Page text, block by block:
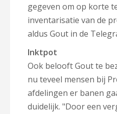
gegeven om op korte
inventarisatie van de
aldus Gout in de
Inktpot
Ook belooft Gout te
nu teveel mensen bij
afdelingen er banen
duidelijk. "Door een